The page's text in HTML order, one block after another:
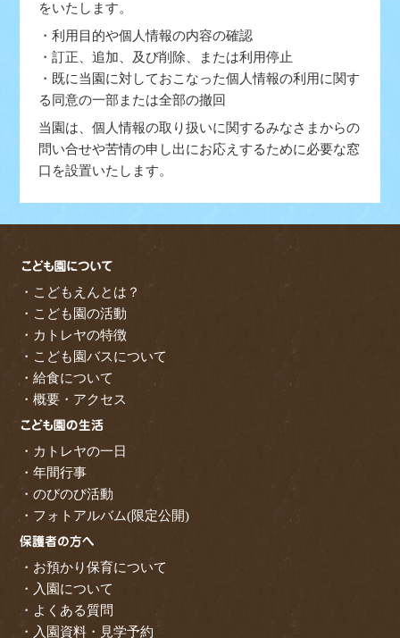
をいたします。
・利用目的や個人情報の内容の確認
・訂正、追加、及び削除、または利用停止
・既に当園に対しておこなった個人情報の利用に関す
る同意の一部または全部の撤回
当園は、個人情報の取り扱いに関するみなさまからの
問い合せや苦情の申し出にお応えするために必要な窓
口を設置いたします。
・こどもえんとは？
・こども園の活動
・カトレヤの特徴
・こども園バスについて
・給食について
・概要・アクセス
・カトレヤの一日
・年間行事
・のびのび活動
・フォトアルバム(限定公開)
・お預かり保育について
・入園について
・よくある質問
・入園資料・見学予約